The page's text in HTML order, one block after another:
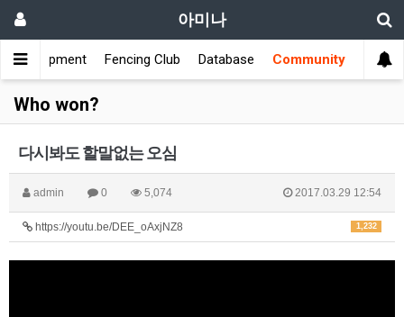
아미나
Equipment Fencing Club Database Community
Who won?
다시봐도 할말없는 오심
admin 0 5,074 2017.03.29 12:54
1,232
https://youtu.be/DEE_oAxjNZ8